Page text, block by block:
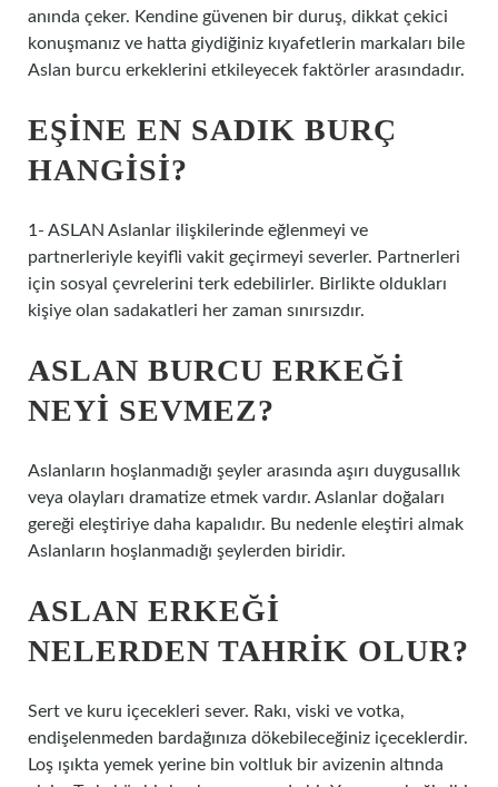
anında çeker. Kendine güvenen bir duruş, dikkat çekici
konuşmanız ve hatta giydiğiniz kıyafetlerin markaları bile
Aslan burcu erkeklerini etkileyecek faktörler arasındadır.
EŞINE EN SADIK BURÇ
HANGISI?
1- ASLAN Aslanlar ilişkilerinde eğlenmeyi ve
partnerleriyle keyifli vakit geçirmeyi severler. Partnerleri
için sosyal çevrelerini terk edebilirler. Birlikte oldukları
kişiye olan sadakatleri her zaman sınırsızdır.
ASLAN BURCU ERKEĞI
NEYI SEVMEZ?
Aslanların hoşlanmadığı şeyler arasında aşırı duygusallık
veya olayları dramatize etmek vardır. Aslanlar doğaları
gereği eleştiriye daha kapalıdır. Bu nedenle eleştiri almak
Aslanların hoşlanmadığı şeylerden biridir.
ASLAN ERKEĞI
NELERDEN TAHRIK OLUR?
Sert ve kuru içecekleri sever. Rakı, viski ve votka,
endişelenmeden bardağınıza dökebileceğiniz içeceklerdir.
Loş ışıkta yemek yerine bin voltluk bir avizenin altında